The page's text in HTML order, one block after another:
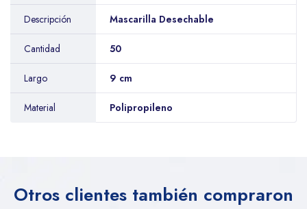
Descripción Mascarilla Desechable
Cantidad 50
Largo 9 cm
Material Polipropileno
Otros clientes también compraron